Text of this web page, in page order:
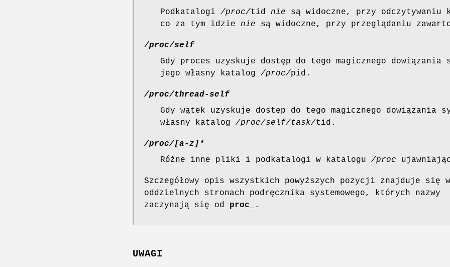
Podkatalogi /proc/tid nie są widoczne, przy odczytywaniu
co za tym idzie nie są widoczne, przy przeglądaniu
/proc/self
Gdy proces uzyskuje dostęp do tego magicznego dowiązania
jego własny katalog /proc/pid.
/proc/thread-self
Gdy wątek uzyskuje dostęp do tego magicznego dowiązania
własny katalog /proc/self/task/tid.
/proc/[a-z]*
Różne inne pliki i podkatalogi w katalogu /proc
Szczegółowy opis wszystkich powyższych pozycji znajduje się w
oddzielnych stronach podręcznika systemowego, których nazwy
zaczynają się od proc_ .
UWAGI